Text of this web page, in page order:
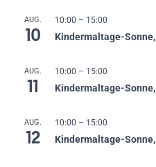
AUG.
10
10:00 – 15:00
Kindermaltage-
AUG.
11
10:00 – 15:00
Kindermaltage-
AUG.
12
10:00 – 15:00
Kindermaltage-